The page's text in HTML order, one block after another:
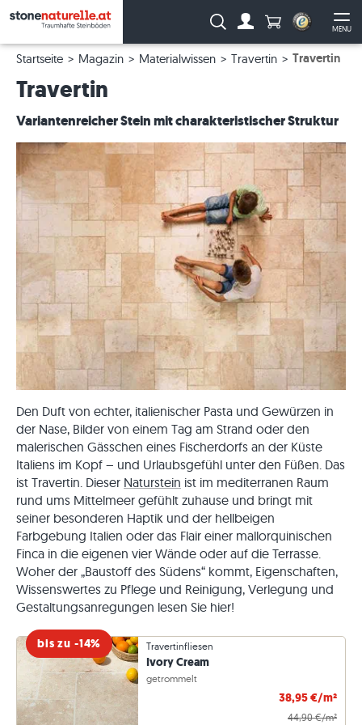
MENU
Suche: Anzahl
Startseite Magazin Materialwissen Travertin Travertin
Travertin
Variantenreicher Stein mit charakteristischer Struktur
Den Duft von echter, italienischer Pasta und Gewürzen in
der Nase, Bilder von einem Tag am Strand oder den
malerischen Gässchen eines Fischerdorfs an der Küste
Italiens im Kopf – und Urlaubsgefühl unter den Füßen. Das
ist Travertin. Dieser Naturstein ist im mediterranen Raum
rund ums Mittelmeer gefühlt zuhause und bringt mit
seiner besonderen Haptik und der hellbeigen
Farbgebung Italien oder das Flair einer mallorquinischen
Finca in die eigenen vier Wände oder auf die Terrasse.
Woher der „Baustoff des Südens“ kommt, Eigenschaften,
Wissenswertes zu Pflege und Reinigung, Verlegung und
Gestaltungsanregungen lesen Sie hier!
Travertinfliesen
Ivory Cream
getrommelt
38,95 €/m²
44,90 €/m²
bis zu -14%